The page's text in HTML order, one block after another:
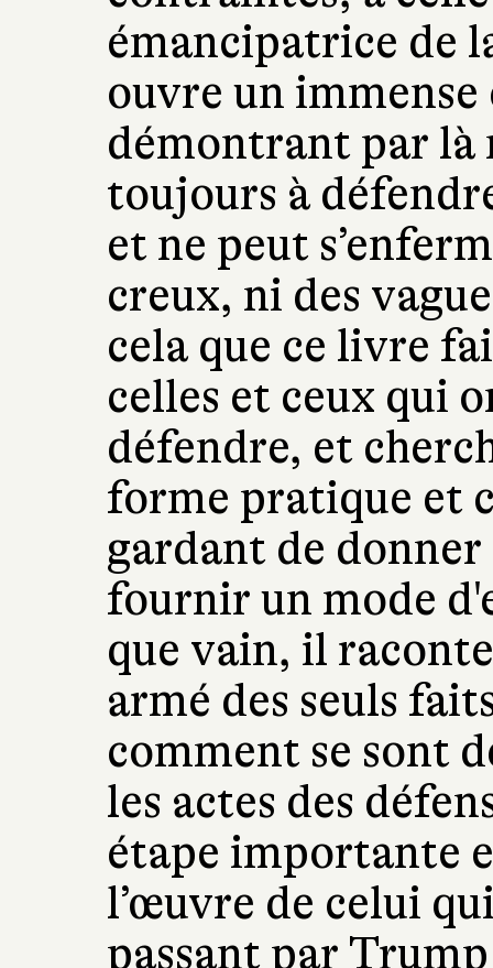
émancipatrice de
ouvre un
démontrant par là
toujours à
et ne peut
creux, ni des
cela que ce livre
celles et ceux qui
défendre, et
forme pratique et
gardant de donner
fournir un mode
que vain, il
armé des seuls
comment se sont
les actes des
étape importante
l’œuvre de celui
passant par